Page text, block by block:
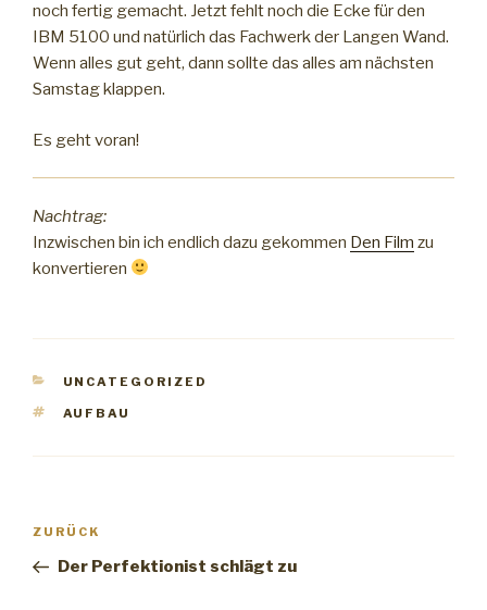
noch fertig gemacht. Jetzt fehlt noch die Ecke für den
IBM 5100 und natürlich das Fachwerk der Langen Wand.
Wenn alles gut geht, dann sollte das alles am nächsten
Samstag klappen.
Es geht voran!
Nachtrag:
Inzwischen bin ich endlich dazu gekommen Den Film zu
konvertieren
KATEGORIEN
UNCATEGORIZED
SCHLAGWÖRTER
AUFBAU
Beitrags-
Vorheriger
Beitrag
ZURÜCK
Der Perfektionist schlägt zu